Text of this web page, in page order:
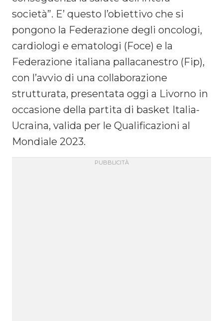
società”. E’ questo l’obiettivo che si
pongono la Federazione degli oncologi,
cardiologi e ematologi (Foce) e la
Federazione italiana pallacanestro (Fip),
con l’avvio di una collaborazione
strutturata, presentata oggi a Livorno in
occasione della partita di basket Italia-
Ucraina, valida per le Qualificazioni al
Mondiale 2023.